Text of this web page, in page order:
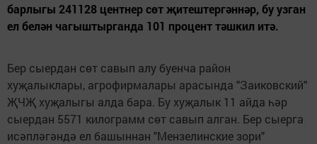
барлыгы 241128 центнер сөт җитештергәннәр, бу узган
ел белән чагыштырганда 101 процент тәшкил итә.
Бер сыердан сөт савып алу буенча район
хуҗалыклары, агрофирмалары арасында "Заиковский"
ҖЧҖ хуҗалыгы алда бара. Бу хуҗалык 11 айда һәр
сыердан 5571 килограмм сөт савып алган. Бер сыерга
исәпләгәндә ел башыннан "Мензелинские зори"